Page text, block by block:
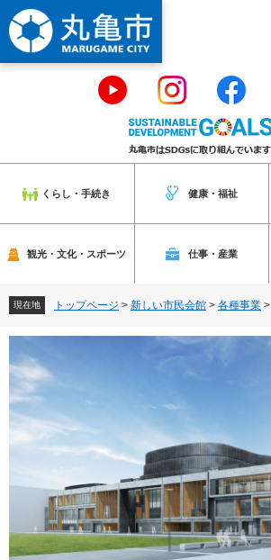
ー
ジ
の
。
ニ
ュ
ー
て
くらし・手続き 健康・福祉
観光・文化・スポーツ 仕事・産業
現在地 トップページ > 新しい市民会館 > 各種事業 >